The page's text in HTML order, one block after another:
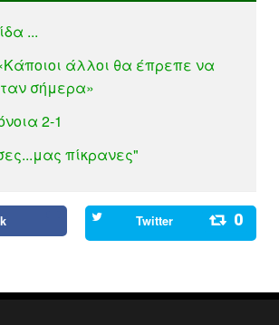
...
άλλοι θα έπρεπε να
σήμερα»
2-1
πίκρανες"
Twitter 0